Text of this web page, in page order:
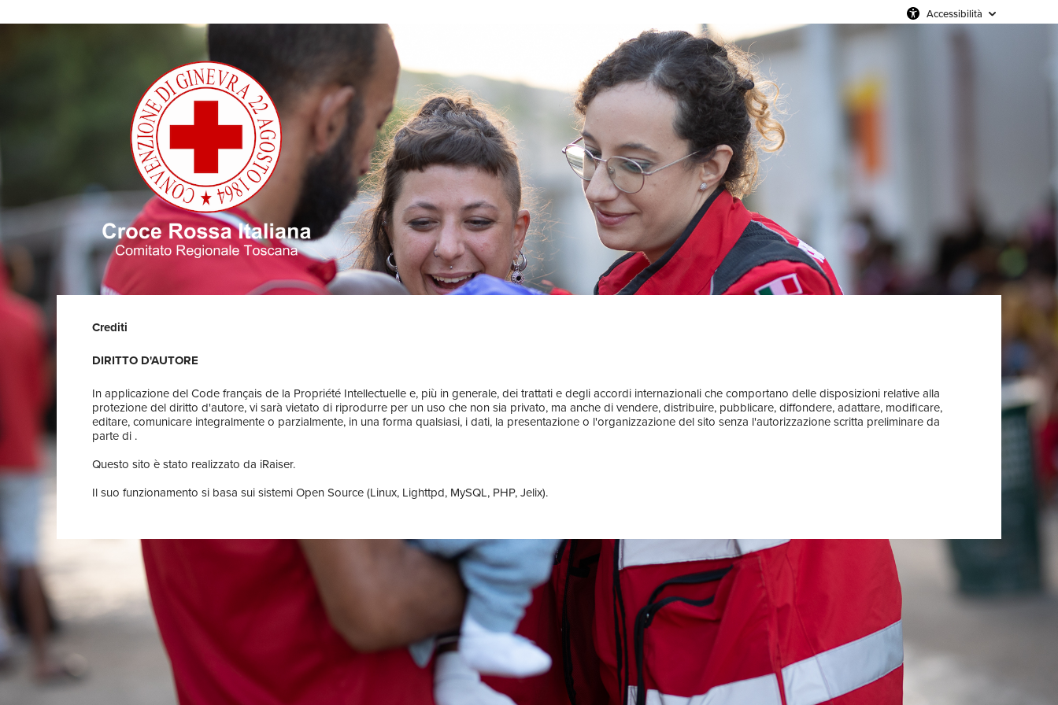
Accessibilità
Crediti
DIRITTO D'AUTORE
In applicazione del Code français de la Propriété Intellectuelle e, più in generale, dei trattati e degli accordi internazionali che comportano delle disposizioni relative alla
protezione del diritto d'autore, vi sarà vietato di riprodurre per un uso che non sia privato, ma anche di vendere, distribuire, pubblicare, diffondere, adattare, modificare,
editare, comunicare integralmente o parzialmente, in una forma qualsiasi, i dati, la presentazione o l'organizzazione del sito senza l'autorizzazione scritta preliminare da
parte di .
Questo sito è stato realizzato da iRaiser.
Il suo funzionamento si basa sui sistemi Open Source (Linux, Lighttpd, MySQL, PHP, Jelix).